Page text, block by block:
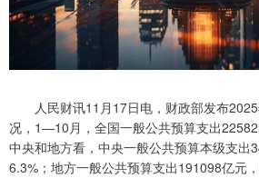
人民财讯11月17日电，财政部发布
况，1—10月，全国一般公共预算支出
中央和地方看，中央一般公共预算本级支出
6.3%；地方一般公共预算支出191098亿元，